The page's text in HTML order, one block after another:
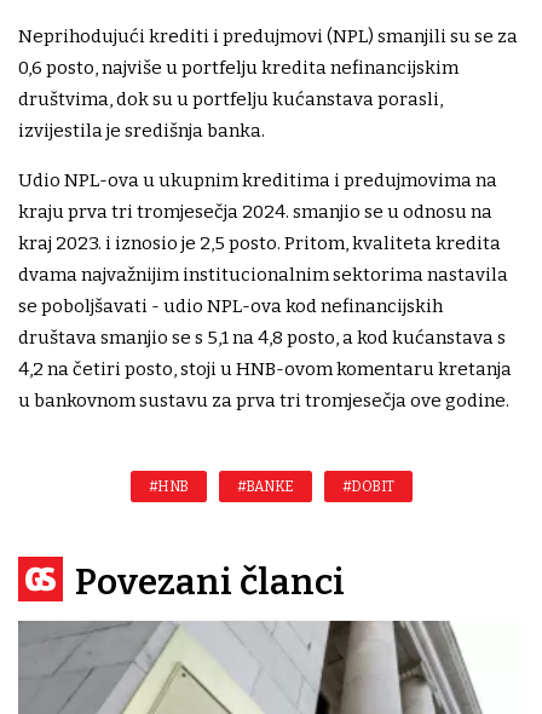
Neprihodujući krediti i predujmovi (NPL) smanjili su se za
0,6 posto, najviše u portfelju kredita nefinancijskim
društvima, dok su u portfelju kućanstava porasli,
izvijestila je središnja banka.
Udio NPL-ova u ukupnim kreditima i predujmovima na
kraju prva tri tromjesečja 2024. smanjio se u odnosu na
kraj 2023. i iznosio je 2,5 posto. Pritom, kvaliteta kredita
dvama najvažnijim institucionalnim sektorima nastavila
se poboljšavati - udio NPL-ova kod nefinancijskih
društava smanjio se s 5,1 na 4,8 posto, a kod kućanstava s
4,2 na četiri posto, stoji u HNB-ovom komentaru kretanja
u bankovnom sustavu za prva tri tromjesečja ove godine.
#HNB #BANKE #DOBIT
Povezani članci